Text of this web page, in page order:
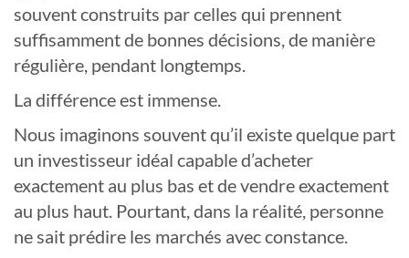
souvent construits par celles qui prennent
suffisamment de bonnes décisions, de manière
régulière, pendant longtemps.
La différence est immense.
Nous imaginons souvent qu’il existe quelque part
un investisseur idéal capable d’acheter
exactement au plus bas et de vendre exactement
au plus haut. Pourtant, dans la réalité, personne
ne sait prédire les marchés avec constance.